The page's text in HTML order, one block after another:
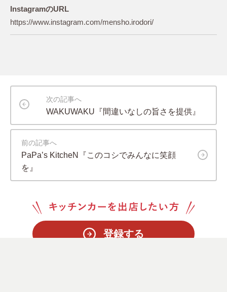
InstagramのURL
https://www.instagram.com/mensho.irodori/
次の記事へ
WAKUWAKU『間違いなしの旨さを提供』
前の記事へ
PaPa’s KitcheN『このコシでみんなに笑顔
を』
登録する